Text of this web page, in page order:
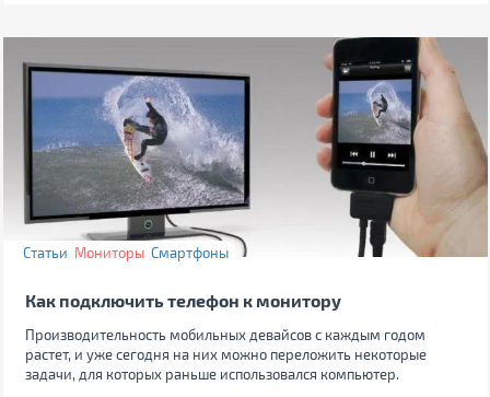
Статьи Мониторы Смартфоны
Как подключить телефон к монитору
Производительность мобильных девайсов с каждым годом
растет, и уже сегодня на них можно переложить некоторые
задачи, для которых раньше использовался компьютер.